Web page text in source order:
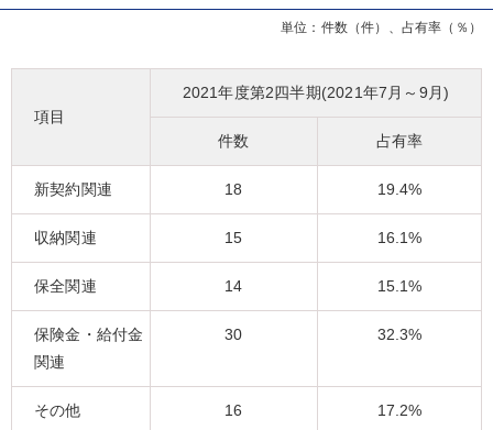
単位：件数（件）、占有率（％）
項目
2021年度第2四半期(2021年7月～9月)
件数 占有率
新契約関連 18 19.4%
収納関連 15 16.1%
保全関連 14 15.1%
保険金・給付金
関連
30 32.3%
その他 16 17.2%